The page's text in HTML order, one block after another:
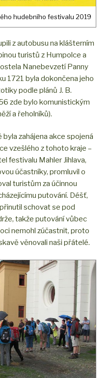
hudebního festivalu 2019
z autobusu na klášterním
turistů z Humpolce a
Nanebevzetí Panny
1721 byla dokončena jeho
podle plánů J. B.
zde bylo komunistickým
a řeholníků).
zahájena akce spojená
vzešlého z tohoto kraje –
festivalu Mahler Jihlava,
účastníky, promluvil o
turistům za účinnou
putování. Déšť,
schovat se pod
takže putování vůbec
nemohl zúčastnit, proto
věnovali naši přátelé.